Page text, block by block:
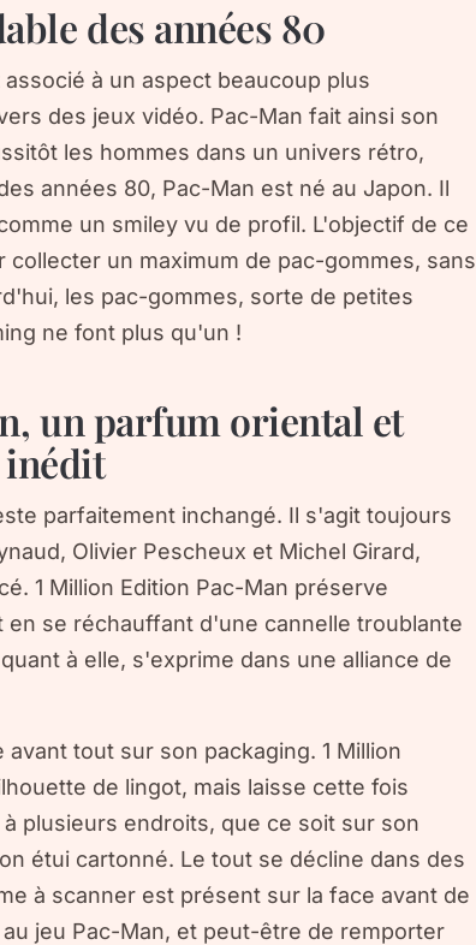
des années 80
à un aspect beaucoup plus
des jeux vidéo. Pac-Man fait ainsi son
les hommes dans un univers rétro,
années 80, Pac-Man est né au Japon. Il
un smiley vu de profil. L'objectif de ce
un maximum de pac-gommes, sans
les pac-gommes, sorte de petites
ne font plus qu'un !
un parfum oriental et
inédit
parfaitement inchangé. Il s'agit toujours
Olivier Pescheux et Michel Girard,
1 Million Edition Pac-Man préserve
se réchauffant d'une cannelle troublante
à elle, s'exprime dans une alliance de
tout sur son packaging. 1 Million
de lingot, mais laisse cette fois
plusieurs endroits, que ce soit sur son
étui cartonné. Le tout se décline dans des
à scanner est présent sur la face avant de
jeu Pac-Man, et peut-être de remporter